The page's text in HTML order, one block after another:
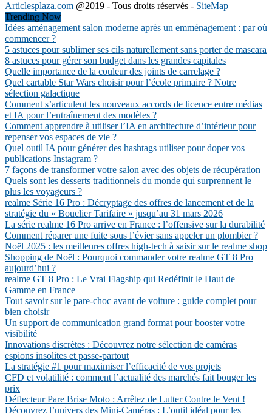
Articlesplaza.com @2019 - Tous droits réservés - SiteMap
Trending Now
Idées aménagement salon moderne après un emménagement : par où
commencer ?
5 astuces pour sublimer ses cils naturellement sans porter de mascara
8 astuces pour gérer son budget dans les grandes capitales
Quelle importance de la couleur des joints de carrelage ?
Quel cartable Star Wars choisir pour l’école primaire ? Notre
sélection galactique
Comment s’articulent les nouveaux accords de licence entre médias
et IA pour l’entraînement des modèles ?
Comment apprendre à utiliser l’IA en architecture d’intérieur pour
repenser vos espaces de vie ?
Quel outil IA pour générer des hashtags utiliser pour doper vos
publications Instagram ?
7 façons de transformer votre salon avec des objets de récupération
Quels sont les desserts traditionnels du monde qui surprennent le
plus les voyageurs ?
realme Série 16 Pro : Décryptage des offres de lancement et de la
stratégie du « Bouclier Tarifaire » jusqu’au 31 mars 2026
La série realme 16 Pro arrive en France : l’offensive sur la durabilité
Comment réparer une fuite sous l’évier sans appeler un plombier ?
Noël 2025 : les meilleures offres high-tech à saisir sur le realme shop
Shopping de Noël : Pourquoi commander votre realme GT 8 Pro
aujourd’hui ?
realme GT 8 Pro : Le Vrai Flagship qui Redéfinit le Haut de
Gamme en France
Tout savoir sur le pare-choc avant de voiture : guide complet pour
bien choisir
Un support de communication grand format pour booster votre
visibilité
Innovations discrètes : Découvrez notre sélection de caméras
espions insolites et passe-partout
La stratégie #1 pour maximiser l’efficacité de vos projets
CFD et volatilité : comment l’actualité des marchés fait bouger les
prix
Déflecteur Pare Brise Moto : Arrêtez de Lutter Contre le Vent !
Découvrez l’univers des Mini-Caméras : L’outil idéal pour les